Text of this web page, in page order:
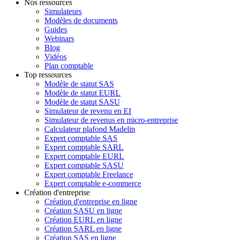
Nos ressources
Simulateurs
Modèles de documents
Guides
Webinars
Blog
Vidéos
Plan comptable
Top ressources
Modèle de statut SAS
Modèle de statut EURL
Modèle de statut SASU
Simulateur de revenu en EI
Simulateur de revenus en micro-entreprise
Calculateur plafond Madelin
Expert comptable SAS
Expert comptable SARL
Expert comptable EURL
Expert comptable SASU
Expert comptable Freelance
Expert comptable e-commerce
Création d'entreprise
Création d'entreprise en ligne
Création SASU en ligne
Création EURL en ligne
Création SARL en ligne
Création SAS en ligne